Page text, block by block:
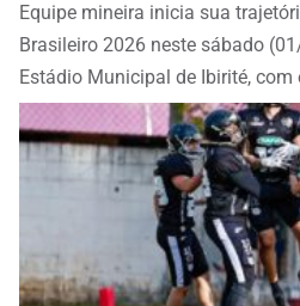
Equipe mineira inicia sua
Brasileiro 2026 neste sábado
Estádio Municipal de Ibirité,